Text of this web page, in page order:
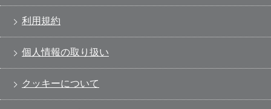
利用規約
個人情報の取り扱い
クッキーについて